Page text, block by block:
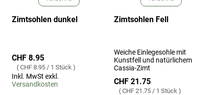
Zimtsohlen dunkel
CHF 8.95
CHF 8.95 / 1 Stück
Inkl. MwSt exkl.
Versandkosten
Zimtsohlen Fell
Weiche Einlegesohle mit
Kunstfell und natürlichem
Cassia-Zimt
CHF 21.75
CHF 21.75 / 1 Stück